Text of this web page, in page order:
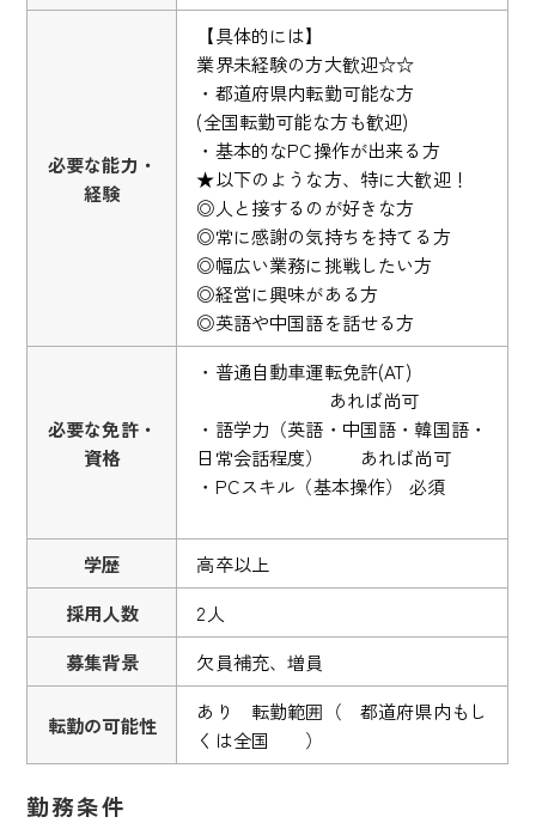
必要な能力・
経験
【具体的には】
業界未経験の方大歓迎☆☆
・都道府県内転勤可能な方
(全国転勤可能な方も歓迎)
・基本的なPC操作が出来る方
★以下のような方、特に大歓迎！
◎人と接するのが好きな方
◎常に感謝の気持ちを持てる方
◎幅広い業務に挑戦したい方
◎経営に興味がある方
◎英語や中国語を話せる方
必要な免許・
資格
・普通自動車運転免許(AT)
あれば尚可
・語学力（英語・中国語・韓国語・
日常会話程度） あれば尚可
・PCスキル（基本操作） 必須
学歴
高卒以上
採用人数
2人
募集背景
欠員補充、増員
転勤の可能性
あり 転勤範囲（ 都道府県内もし
くは全国 ）
勤務条件